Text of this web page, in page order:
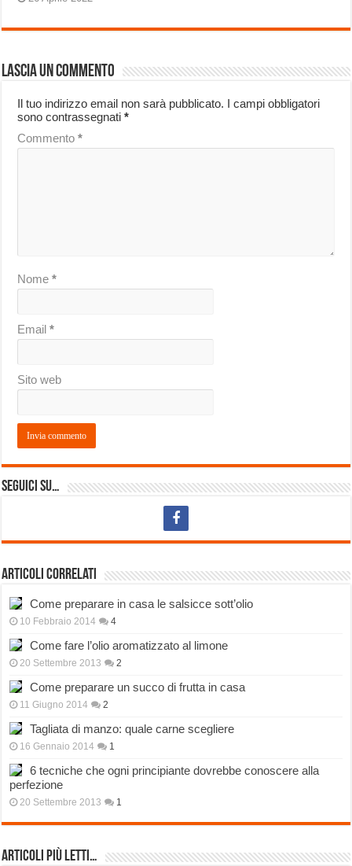
Lascia un commento
Il tuo indirizzo email non sarà pubblicato. I campi obbligatori
sono contrassegnati*
Commento*
Nome*
Email*
Sito web
Seguici su…
Articoli correlati
Come preparare in casa le salsicce sott’olio
10 Febbraio 2014 4
Come fare l’olio aromatizzato al limone
20 Settembre 2013 2
Come preparare un succo di frutta in casa
11 Giugno 2014 2
Tagliata di manzo: quale carne scegliere
16 Gennaio 2014 1
6 tecniche che ogni principiante dovrebbe conoscere alla
perfezione
20 Settembre 2013 1
Articoli più Letti…